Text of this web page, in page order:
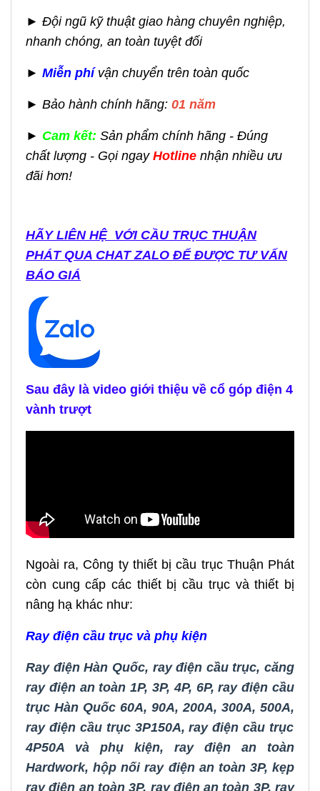
► Đội ngũ kỹ thuật giao hàng chuyên nghiệp,
nhanh chóng, an toàn tuyệt đối
► Miễn phí vận chuyển trên toàn quốc
► Bảo hành chính hãng: 01 năm
► Cam kết: Sản phẩm chính hãng - Đúng
chất lượng - Gọi ngay Hotline nhận nhiều ưu
đãi hơn!
HÃY LIÊN HỆ VỚI CẦU TRỤC THUẬN
PHÁT QUA CHAT ZALO ĐỂ ĐƯỢC TƯ VẤN
BÁO GIÁ
Sau đây là video giới thiệu về cổ góp điện 4
vành trượt
Ngoài ra, Công ty thiết bị cầu trục Thuận Phát
còn cung cấp các thiết bị cầu trục và thiết bị
nâng hạ khác như:
Ray điện cầu trục và phụ kiện
Ray điện Hàn Quốc, ray điện cầu trục, căng
ray điện an toàn 1P, 3P, 4P, 6P,ray điện cầu
trục Hàn Quốc 60A, 90A, 200A, 300A, 500A,
ray điện cầu trục 3P150A,ray điện cầu trục
4P50A và phụ kiện, ray điện an toàn
Hardwork,hộp nối ray điện an toàn 3P, kẹp
ray điện an toàn 3P, ray điện an toàn 3P,ray